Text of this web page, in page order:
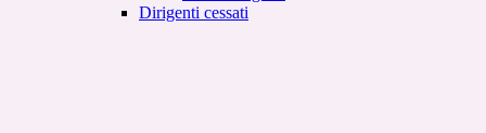
Dirigenti cessati